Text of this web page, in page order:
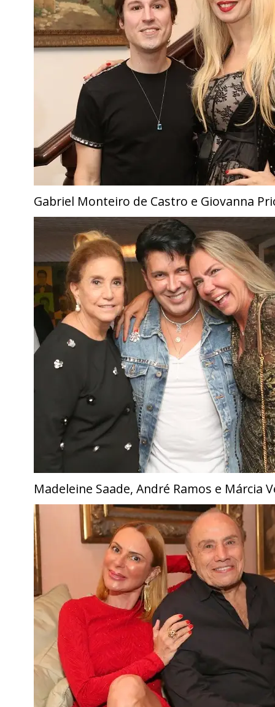
Gabriel Monteiro de Castro e Giovanna
Madeleine Saade, André Ramos e Márcia